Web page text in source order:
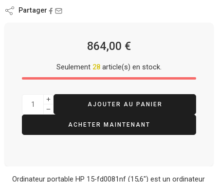
Partager
864,00 €
Seulement 28 article(s) en stock.
AJOUTER AU PANIER
ACHETER MAINTENANT
Ordinateur portable HP 15-fd0081nf (15,6″) est un ordinateur